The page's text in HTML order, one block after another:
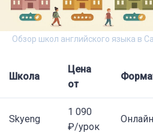
Обзор школ английского языка в
Школа
Цена
от
Skyeng
1 090
₽/урок
Онлайн